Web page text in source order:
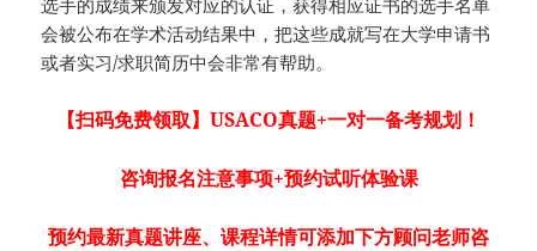
会被公布在学术活动结果中，把这些成就写在大学申请书
或者实习/求职简历中会非常有帮助。
【扫码免费领取】USACO真题+一对一备考规划！
咨询报名注意事项+预约试听体验课
预约最新真题讲座、课程详情可添加下方顾问老师咨